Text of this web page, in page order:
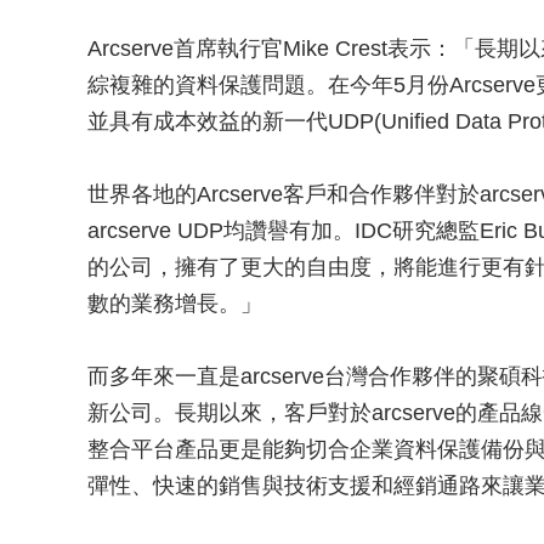
Arcserve首席執行官Mike Crest表示：「長期
綜複雜的資料保護問題。在今年5月份
並具有成本效益的新一代UDP(Unified Data
世界各地的Arcserve客戶和合作夥伴對於
arcserve UDP均讚譽有加。IDC研究總監Eric
的公司，擁有了更大的自由度，將能進行更有
數的業務增長。」
而多年來一直是arcserve台灣合作夥伴的聚碩
新公司。長期以來，客戶對於arcserve的產品
整合平台產品更是能夠切合企業資料保護備份
彈性、快速的銷售與技術支援和經銷通路來讓